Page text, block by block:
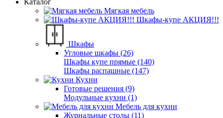
Каталог
Мягкая мебель
Шкафы-купе АКЦИЯ!!!
Шкафы
Угловые шкафы (26)
Шкафы купе прямые (140)
Шкафы распашные (147)
Кухни
Готовые решения (9)
Модульные кухни (1)
Мебель для кухни
Журнальные столы (11)